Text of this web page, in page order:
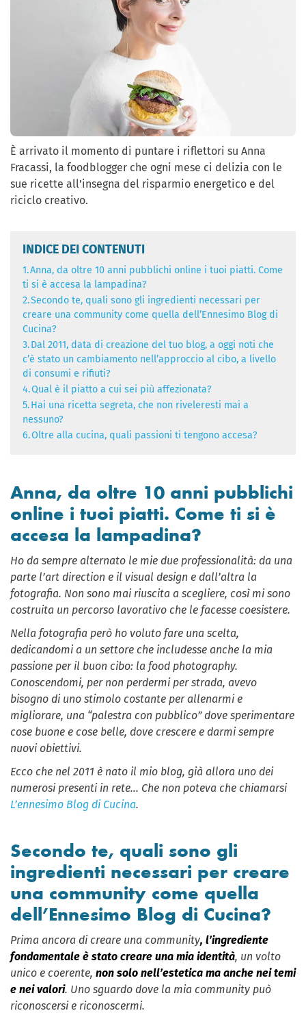
È arrivato il momento di puntare i riflettori su Anna
Fracassi, la foodblogger che ogni mese ci delizia con le
sue ricette all’insegna del risparmio energetico e del
riciclo creativo.
INDICE DEI CONTENUTI
1.Anna, da oltre 10 anni pubblichi online i tuoi piatti. Come
ti si è accesa la lampadina?
2.Secondo te, quali sono gli ingredienti necessari per
creare una community come quella dell’Ennesimo Blog di
Cucina?
3.Dal 2011, data di creazione del tuo blog, a oggi noti che
c’è stato un cambiamento nell’approccio al cibo, a livello
di consumi e rifiuti?
4.Qual è il piatto a cui sei più affezionata?
5.Hai una ricetta segreta, che non riveleresti mai a
nessuno?
6.Oltre alla cucina, quali passioni ti tengono accesa?
Anna, da oltre 10 anni pubblichi
online i tuoi piatti. Come ti si è
accesa la lampadina?
Ho da sempre alternato le mie due professionalità: da una
parte l’art direction e il visual design e dall’altra la
fotografia. Non sono mai riuscita a scegliere, così mi sono
costruita un percorso lavorativo che le facesse coesistere.
Nella fotografia però ho voluto fare una scelta,
dedicandomi a un settore che includesse anche la mia
passione per il buon cibo: la food photography.
Conoscendomi, per non perdermi per strada, avevo
bisogno di uno stimolo costante per allenarmi e
migliorare, una “palestra con pubblico” dove sperimentare
cose buone e cose belle, dove crescere e darmi sempre
nuovi obiettivi.
Ecco che nel 2011 è nato il mio blog, già allora uno dei
numerosi presenti in rete… Che non poteva che chiamarsi
L’ennesimo Blog di Cucina.
Secondo te, quali sono gli
ingredienti necessari per creare
una community come quella
dell’Ennesimo Blog di Cucina?
Prima ancora di creare una community, l’ingrediente
fondamentale è stato creare una mia identità, un volto
unico e coerente, non solo nell’estetica ma anche nei temi
e nei valori. Uno sguardo dove la mia community può
riconoscersi e riconoscermi.